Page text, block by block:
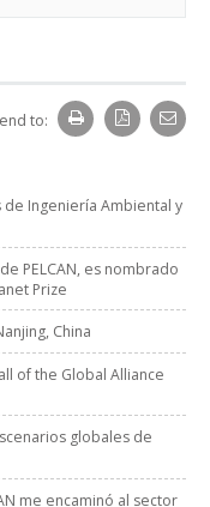
to:
Ingeniería Ambiental y
PELCAN, es nombrado
Prize
China
of the Global Alliance
globales de
me encaminó al sector